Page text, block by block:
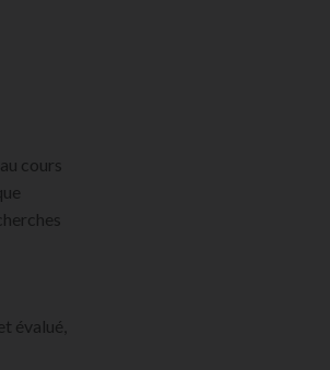
cours
évalué,